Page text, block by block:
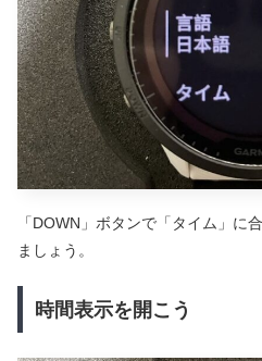
「DOWN」ボタンで「タイム」に
ましょう。
時間表示を開こう